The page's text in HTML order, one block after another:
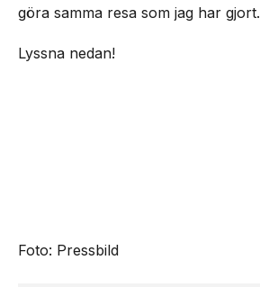
göra samma resa som jag har gjort.
Lyssna nedan!
Foto: Pressbild